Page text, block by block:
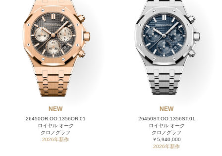
NEW
26450OR.OO.1356OR.01
ロイヤル オーク
クロノグラフ
2026年新作
NEW
26450ST.OO.1356ST.01
ロイヤル オーク
クロノグラフ
￥5,940,000
2026年新作